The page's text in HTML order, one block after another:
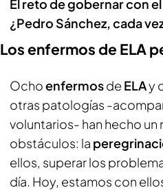
El reto de gobernar con
¿Pedro Sánchez, cada
Los enfermos de ELA
Ochoenfermosde ELAy
otras patologías -
voluntarios- han hecho
obstáculos: la
ellos, superar los
día. Hoy, estamos con